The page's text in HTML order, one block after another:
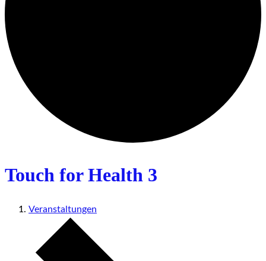
Touch for Health 3
Veranstaltungen